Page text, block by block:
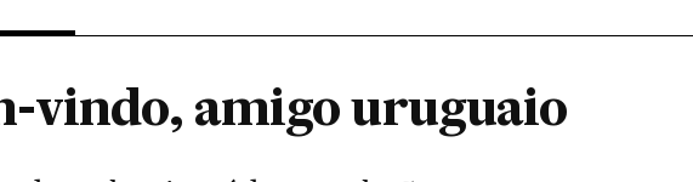
vindo, amigo uruguaio